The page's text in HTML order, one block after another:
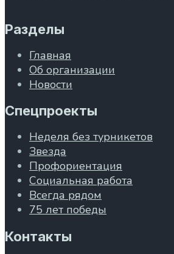
Разделы
Главная
Об организации
Новости
Спецпроекты
Неделя без турникетов
Звезда
Профориентация
Социальная работа
Всегда рядом
75 лет победы
Контакты